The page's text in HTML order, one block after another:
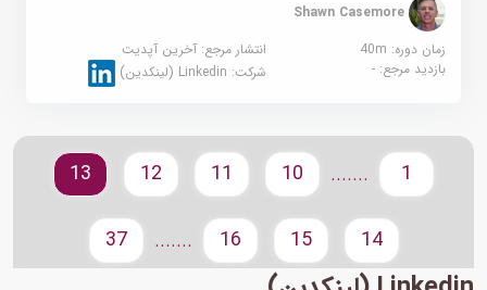
Shawn Casemore
زمان دوره: 40m
انتشار مرجع:آخرین آپدیت
بازدید مرجع:- شرکت:Linkedin (لینکدین)
.......
10
11
12
13
14
15
16
.......
37